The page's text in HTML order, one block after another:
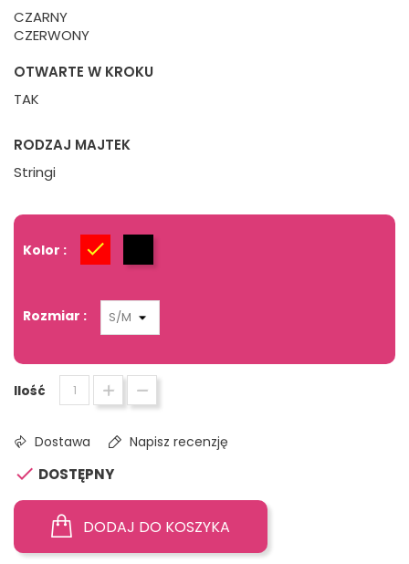
CZARNY
CZERWONY
OTWARTE W KROKU
TAK
RODZAJ MAJTEK
Stringi
Kolor :
Rozmiar :
Ilość
Dostawa Napisz recenzję
 DOSTĘPNY
DODAJ DO KOSZYKA